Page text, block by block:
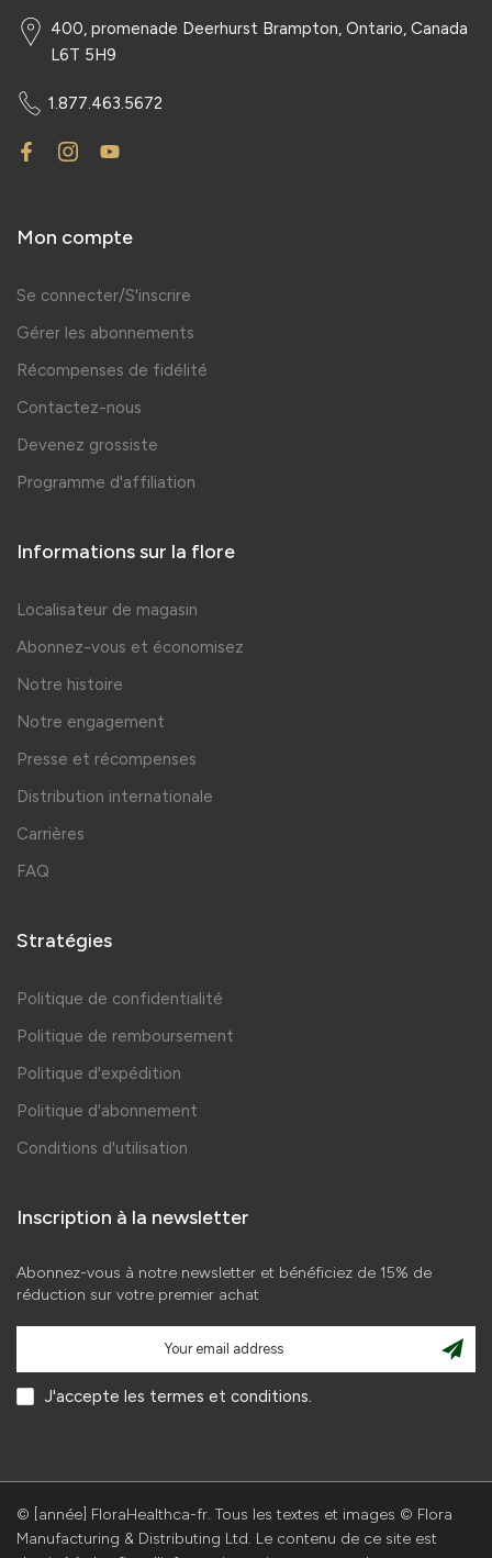
400, promenade Deerhurst Brampton, Ontario, Canada
L6T 5H9
1.877.463.5672
Mon compte
Se connecter/S'inscrire
Gérer les abonnements
Récompenses de fidélité
Contactez-nous
Devenez grossiste
Programme d'affiliation
Informations sur la flore
Localisateur de magasin
Abonnez-vous et économisez
Notre histoire
Notre engagement
Presse et récompenses
Distribution internationale
Carrières
FAQ
Stratégies
Politique de confidentialité
Politique de remboursement
Politique d'expédition
Politique d'abonnement
Conditions d'utilisation
Inscription à la newsletter
Abonnez-vous à notre newsletter et bénéficiez de 15% de
réduction sur votre premier achat
J'accepte les termes et conditions.
© [année] FloraHealthca-fr. Tous les textes et images © Flora
Manufacturing & Distributing Ltd. Le contenu de ce site est